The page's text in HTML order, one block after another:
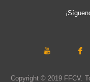
Copyright © 2019 FFCV.